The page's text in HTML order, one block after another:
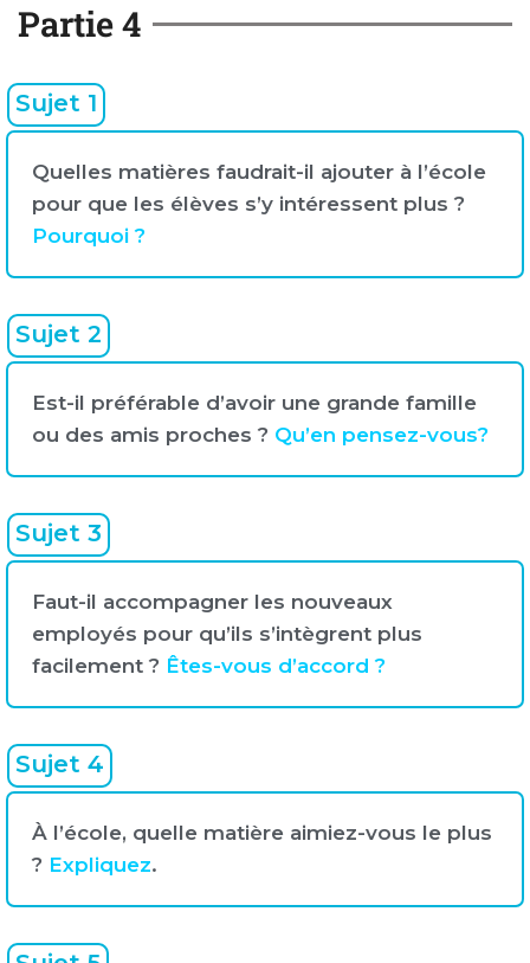
Partie 4
Sujet 1
Quelles matières faudrait-il ajouter à l’école
pour que les élèves s’y intéressent plus ?
Pourquoi ?
Sujet 2
Est-il préférable d’avoir une grande famille
ou des amis proches ? Qu’en pensez-vous?
Sujet 3
Faut-il accompagner les nouveaux
employés pour qu’ils s’intègrent plus
facilement ? Êtes-vous d’accord ?
Sujet 4
À l’école, quelle matière aimiez-vous le plus
? Expliquez.